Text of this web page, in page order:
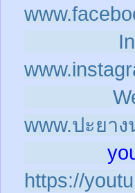
www.ปะยา
https://